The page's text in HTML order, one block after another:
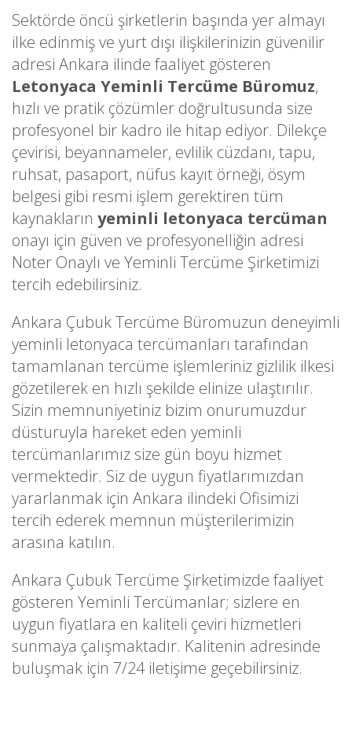
Sektörde öncü şirketlerin başında yer almayı
ilke edinmiş ve yurt dışı ilişkilerinizin güvenilir
adresi Ankara ilinde faaliyet gösteren
Letonyaca Yeminli Tercüme Büromuz,
hızlı ve pratik çözümler doğrultusunda size
profesyonel bir kadro ile hitap ediyor. Dilekçe
çevirisi, beyannameler, evlilik cüzdanı, tapu,
ruhsat, pasaport, nüfus kayıt örneği, ösym
belgesi gibi resmi işlem gerektiren tüm
kaynakların yeminli letonyaca tercüman
onayı için güven ve profesyonelliğin adresi
Noter Onaylı ve Yeminli Tercüme Şirketimizi
tercih edebilirsiniz.
Ankara Çubuk Tercüme Büromuzun deneyimli
yeminli letonyaca tercümanları tarafından
tamamlanan tercüme işlemleriniz gizlilik ilkesi
gözetilerek en hızlı şekilde elinize ulaştırılır.
Sizin memnuniyetiniz bizim onurumuzdur
düsturuyla hareket eden yeminli
tercümanlarımız size gün boyu hizmet
vermektedir. Siz de uygun fiyatlarımızdan
yararlanmak için Ankara ilindeki Ofisimizi
tercih ederek memnun müşterilerimizin
arasına katılın.
Ankara Çubuk Tercüme Şirketimizde faaliyet
gösteren Yeminli Tercümanlar; sizlere en
uygun fiyatlara en kaliteli çeviri hizmetleri
sunmaya çalışmaktadır. Kalitenin adresinde
buluşmak için 7/24 iletişime geçebilirsiniz.